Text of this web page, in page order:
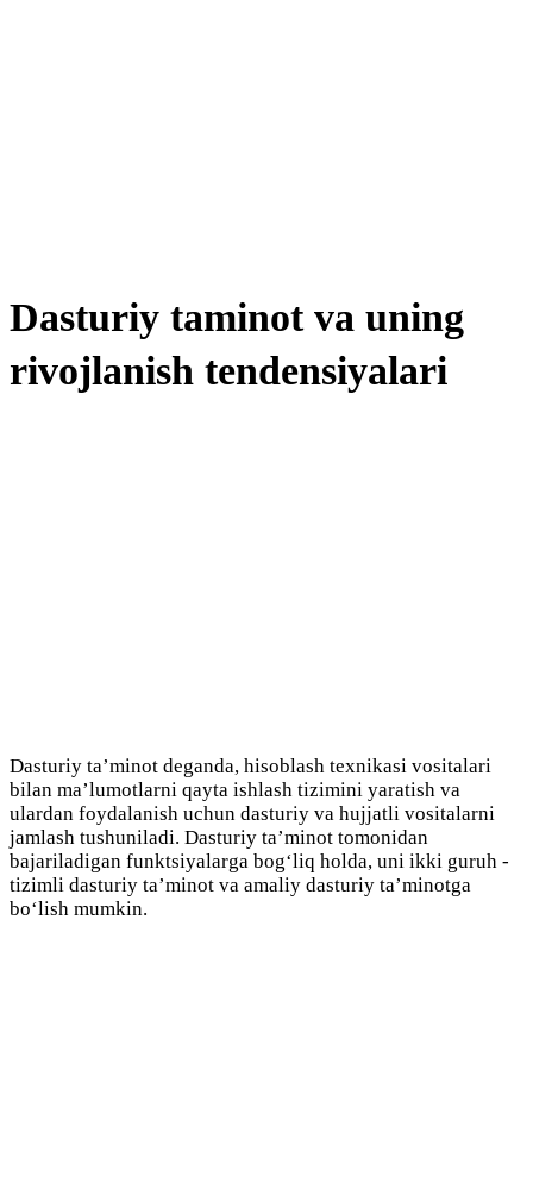
Dasturiy taminot va uning
rivojlanish tendensiyalari
Dasturiy ta’minot deganda, hisoblash texnikasi vositalari
bilan ma’lumotlarni qayta ishlash tizimini yaratish va
ulardan foydalanish uchun dasturiy va hujjatli vositalarni
jamlash tushuniladi. Dasturiy ta’minot tomonidan
bajariladigan funktsiyalarga bog‘liq holda, uni ikki guruh -
tizimli dasturiy ta’minot va amaliy dasturiy ta’minotga
bo‘lish mumkin.